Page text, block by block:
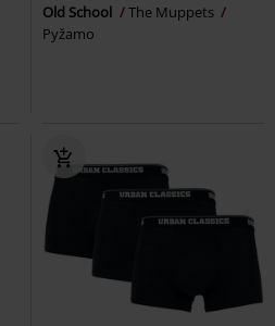
Old School
The Muppets
Pyžamo